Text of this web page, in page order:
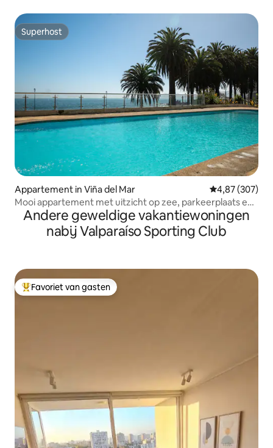
Superhost
Superhost
Appartement in Viña del Mar Gemiddelde
4,87 (307)
Mooi appartement met uitzicht op zee, parkeerplaats en
zwembad
Andere geweldige vakantiewoningen
nabij Valparaíso Sporting Club
Topfavoriet van gasten
Favoriet van gasten